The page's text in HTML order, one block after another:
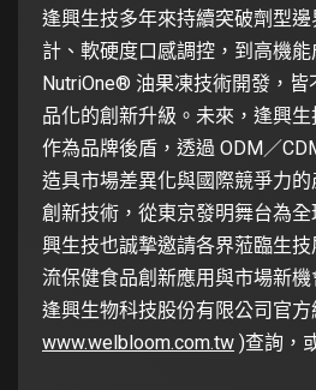
逢興生技多年來持續突破劑型
計、軟硬度口感調控，到高機
NutriOne® 油果凍技術開發，
品化的創新升級。未來，逢興
作為品牌後盾，透過 ODM／
造具市場差異化與國際競爭力
創新技術，從東京發明舞台為
興生技也誠摯邀請各界蒞臨生
流保健食品創新應用與市場新
逢興生物科技股份有限公司官方
www.welbloom.com.tw )查詢，